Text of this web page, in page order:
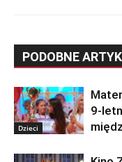
PODOBNE
Dzieci
9-